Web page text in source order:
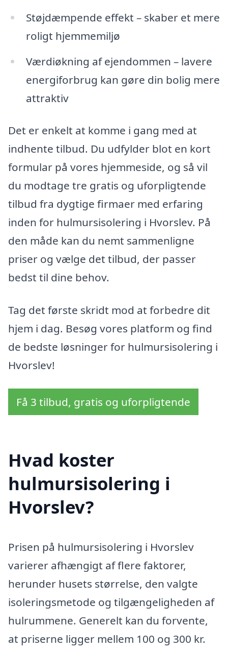
Støjdæmpende effekt – skaber et mere
roligt hjemmemiljø
Værdiøkning af ejendommen – lavere
energiforbrug kan gøre din bolig mere
attraktiv
Det er enkelt at komme i gang med at
indhente tilbud. Du udfylder blot en kort
formular på vores hjemmeside, og så vil
du modtage tre gratis og uforpligtende
tilbud fra dygtige firmaer med erfaring
inden for hulmursisolering i Hvorslev. På
den måde kan du nemt sammenligne
priser og vælge det tilbud, der passer
bedst til dine behov.
Tag det første skridt mod at forbedre dit
hjem i dag. Besøg vores platform og find
de bedste løsninger for hulmursisolering i
Hvorslev!
Få 3 tilbud, gratis og uforpligtende
Hvad koster
hulmursisolering i
Hvorslev?
Prisen på hulmursisolering i Hvorslev
varierer afhængigt af flere faktorer,
herunder husets størrelse, den valgte
isoleringsmetode og tilgængeligheden af
hulrummene. Generelt kan du forvente,
at priserne ligger mellem 100 og 300 kr.